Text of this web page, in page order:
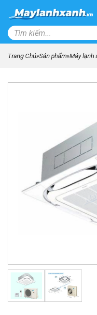
Trang Chủ»Sản phẩm»Máy lạnh